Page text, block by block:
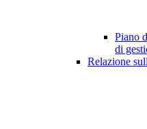
Piano
di
Relazione